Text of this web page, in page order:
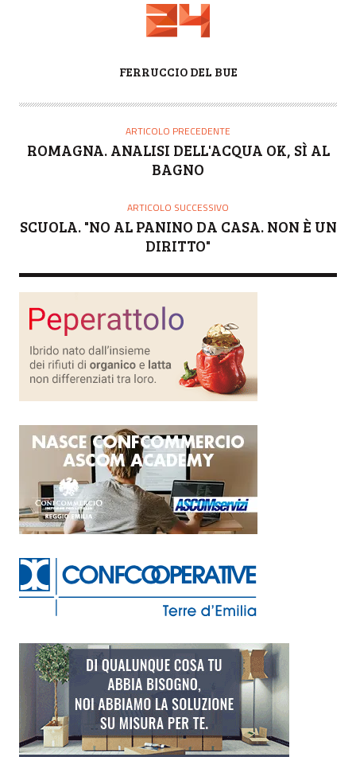
T
R
FERRUCCIO DEL BUE
ARTICOLO PRECEDENTE
ROMAGNA. ANALISI DELL'ACQUA OK, SÌ AL
BAGNO
ARTICOLO SUCCESSIVO
SCUOLA. "NO AL PANINO DA CASA. NON È UN
DIRITTO"